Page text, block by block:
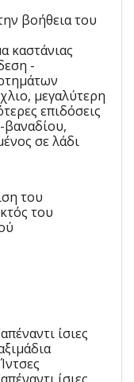
βοήθεια του
καστάνιας
-
μεγαλύτερη
επιδόσεις
σε λάδι
του
του
ίσιες